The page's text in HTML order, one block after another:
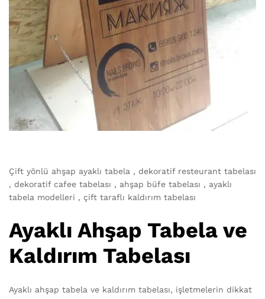
ahsap_ayakli_tabela (10)
ahsap_ayakli_tabela (11)
Çift yönlü ahşap ayaklı tabela , dekoratif resteurant tabelası
, dekoratif cafee tabelası , ahşap büfe tabelası , ayaklı
tabela modelleri , çift taraflı kaldırım tabelası
Ayaklı Ahşap Tabela ve
Kaldırım Tabelası
Ayaklı ahşap tabela ve kaldırım tabelası, işletmelerin dikkat